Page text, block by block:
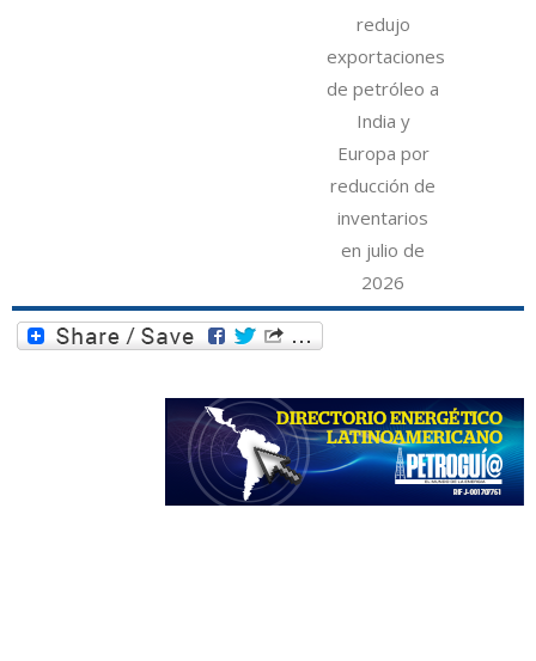
redujo
exportaciones
de petróleo a
India y
Europa por
reducción de
inventarios
en julio de
2026